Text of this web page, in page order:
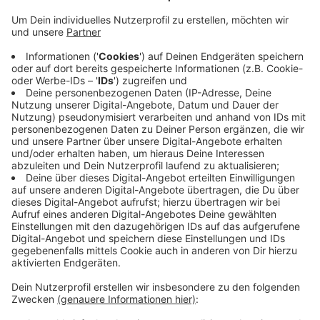
Kreuzung zur künftigen B 67. Patrick beschwert sich
über WhatsApp: Alle 20 Sekunden springe sie auf Rot.
Radio Kiepenkerl-Hörer Ralf hat hier ebenfalls im
Rückstau gestanden. Wir haben beim zuständigen
Landesbetrieb nachgefragt. Die Ampel hat einen
Programmierfehler. Die zuständige Firma soll ihn
schnellstmöglich beseitigen. Übermorgen gibt der
Landesbetrieb das erste Stück der neuen B 67
zwischen der Kreuzung mit der B 474 und der
Anschlussstelle Dülmen-Nord der A 43 frei.
Anzeige